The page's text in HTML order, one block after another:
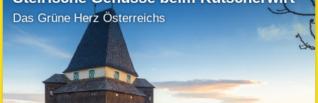
Das Grüne Herz Österreichs